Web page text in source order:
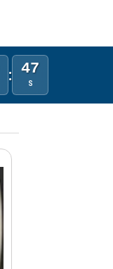
: 47
S